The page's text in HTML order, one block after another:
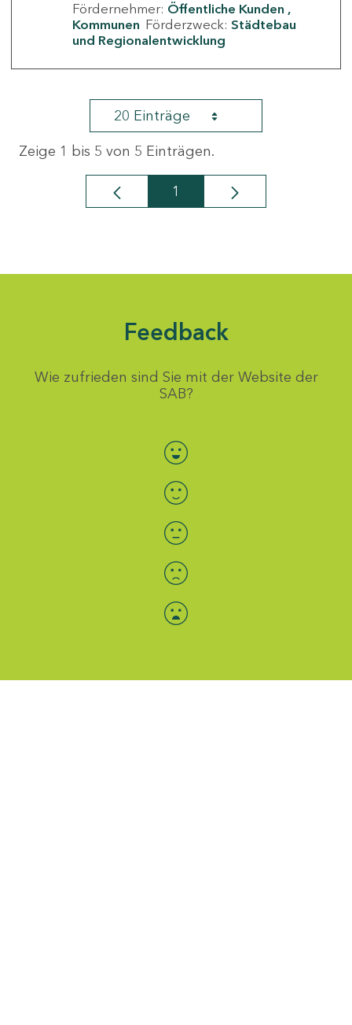
Fördernehmer: Öffentliche Kunden
Kommunen Förderzweck: Städtebau
und Regionalentwicklung
20 Einträge
Zeige 1 bis 5 von 5 Einträgen.
Seite
1
Feedback
Wie zufrieden sind Sie mit der Website der
SAB?
Bewertung auswählen